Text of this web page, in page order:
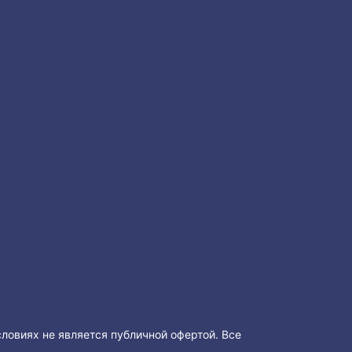
не является публичной офертой. Все